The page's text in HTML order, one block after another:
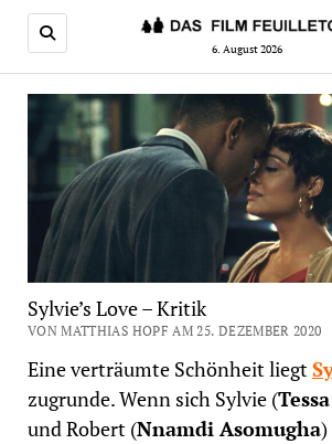
6. August 2026
Sylvie’s Love – Kritik
VON MATTHIAS HOPF AM 25. DEZEMBER 2020
Eine verträumte Schönheit liegt
zugrunde. Wenn sich Sylvie (
und Robert (Nnamdi Asomugha)